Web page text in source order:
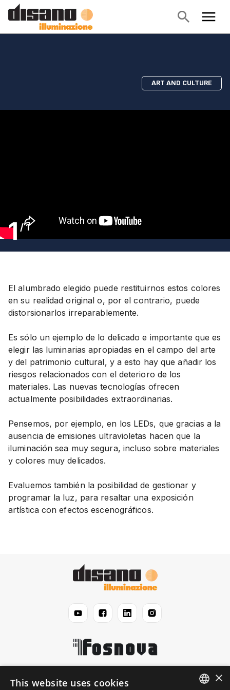
ART AND CULTURE
1 / 1
El alumbrado elegido puede restituirnos estos colores
en su realidad original o, por el contrario, puede
distorsionarlos irreparablemente.
Es sólo un ejemplo de lo delicado e importante que es
elegir las luminarias apropiadas en el campo del arte
y del patrimonio cultural, y a esto hay que añadir los
riesgos relacionados con el deterioro de los
materiales. Las nuevas tecnologías ofrecen
actualmente posibilidades extraordinarias.
Pensemos, por ejemplo, en los LEDs, que gracias a la
ausencia de emisiones ultravioletas hacen que la
iluminación sea muy segura, incluso sobre materiales
y colores muy delicados.
Evaluemos también la posibilidad de gestionar y
programar la luz, para resaltar una exposición
artística con efectos escenográficos.
Disano ×
This website uses cookies